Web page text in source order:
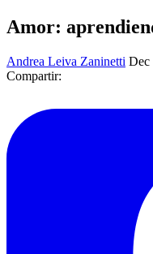
Amor:
Andrea Leiva Zaninetti Dec
Compartir: